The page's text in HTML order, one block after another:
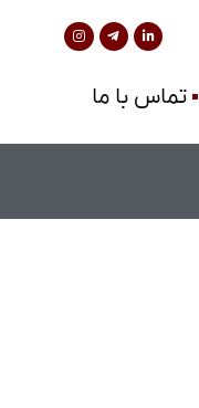
تماس با ما